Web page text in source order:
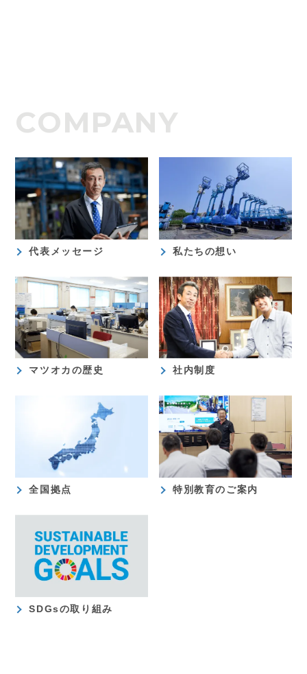
COMPANY
代表メッセージ 私たちの想い
マツオカの歴史 社内制度
全国拠点 特別教育のご案内
SDGsの取り組み